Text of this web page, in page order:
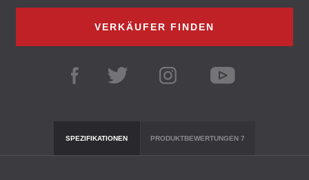
VERKÄUFER FINDEN
SPEZIFIKATIONEN PRODUKTBEWERTUNGEN7